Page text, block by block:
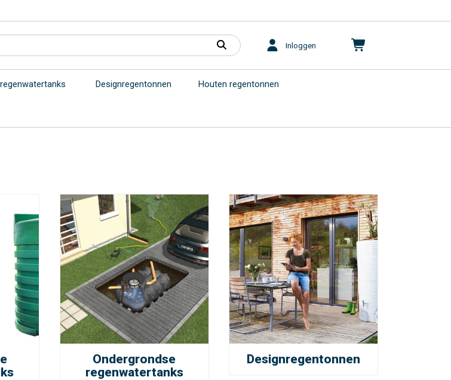
Inloggen
Designregentonnen Houten regentonnen
Ondergrondse
regenwatertanks
Designregentonnen